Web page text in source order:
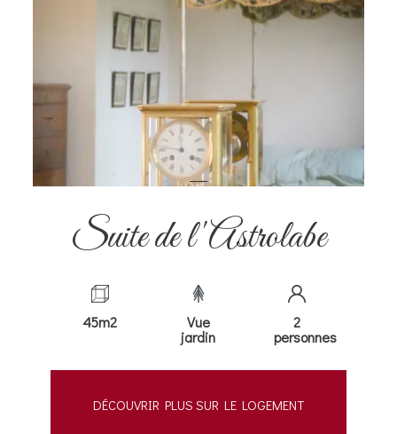
Suite de l'Astrolabe
45m2
Vue
jardin
2
personnes
DÉCOUVRIR PLUS SUR LE LOGEMENT